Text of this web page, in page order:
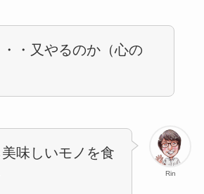
・・又やるのか（心の
Rin
味しいモノを食